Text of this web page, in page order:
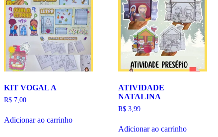
KIT VOGAL A
R$ 7,00
Adicionar ao carrinho
ATIVIDADE
NATALINA
R$3,99
Adicionar ao carrinho